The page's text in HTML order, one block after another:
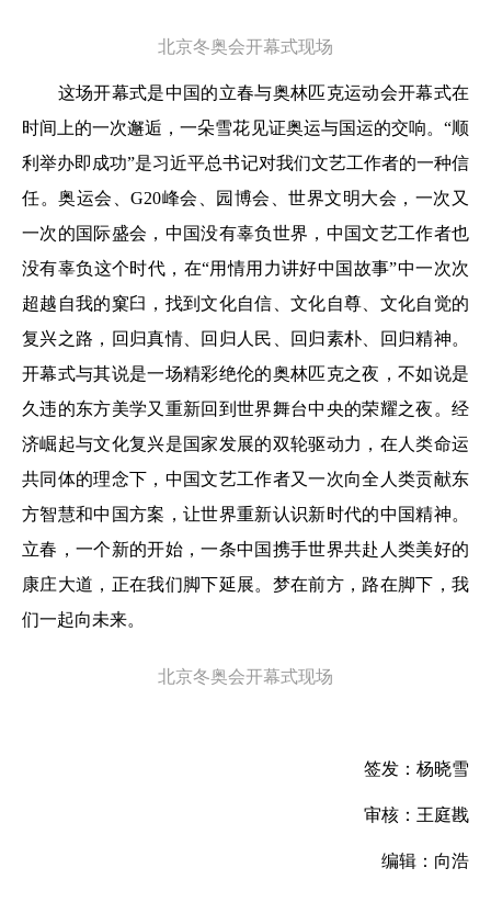
北京冬奥会开幕式现场
这场开幕式是中国的立春与奥林匹克运动会开幕式在
时间上的一次邂逅，一朵雪花见证奥运与国运的交响。“顺
利举办即成功”是习近平总书记对我们文艺工作者的一种信
任。奥运会、G20峰会、园博会、世界文明大会，一次又
一次的国际盛会，中国没有辜负世界，中国文艺工作者也
没有辜负这个时代，在“用情用力讲好中国故事”中一次次
超越自我的窠臼，找到文化自信、文化自尊、文化自觉的
复兴之路，回归真情、回归人民、回归素朴、回归精神。
开幕式与其说是一场精彩绝伦的奥林匹克之夜，不如说是
久违的东方美学又重新回到世界舞台中央的荣耀之夜。经
济崛起与文化复兴是国家发展的双轮驱动力，在人类命运
共同体的理念下，中国文艺工作者又一次向全人类贡献东
方智慧和中国方案，让世界重新认识新时代的中国精神。
立春，一个新的开始，一条中国携手世界共赴人类美好的
康庄大道，正在我们脚下延展。梦在前方，路在脚下，我
们一起向未来。
北京冬奥会开幕式现场
签发：杨晓雪
审核：王庭戡
编辑：向浩